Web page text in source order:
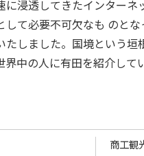
浸透してきたインターネ
して必要不可欠なも のと
たしました。国境という
中の人に有田を紹介して
商工観